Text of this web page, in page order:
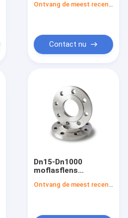
Scheepsbouw
Ontvang de meest recente Prijs
Contact nu
Dn15-Dn1000
moflasflens
33259
Ontvang de meest recente Prijs